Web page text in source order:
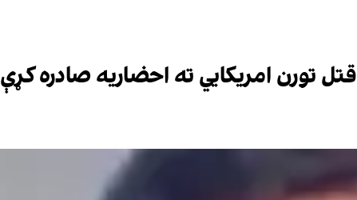
امریکايي ته احضاریه صادره کړې